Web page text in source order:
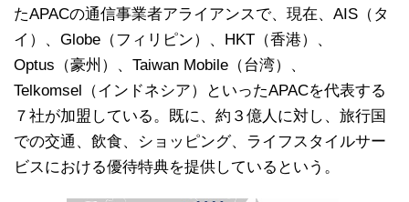
たAPACの通信事業者アライアンスで、現在、AIS（タ
イ）、Globe（フィリピン）、HKT（香港）、
Optus（豪州）、Taiwan Mobile（台湾）、
Telkomsel（インドネシア）といったAPACを代表する
７社が加盟している。既に、約３億人に対し、旅行国
での交通、飲食、ショッピング、ライフスタイルサー
ビスにおける優待特典を提供しているという。